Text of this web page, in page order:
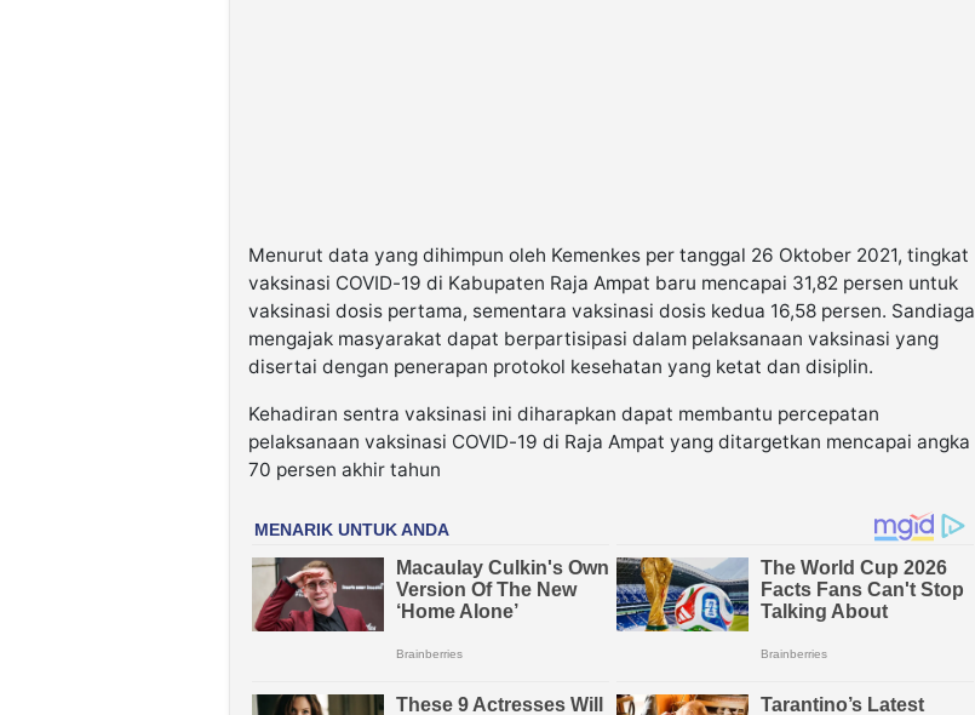
Menurut data yang dihimpun oleh Kemenkes per tanggal 26 Oktober 2021, tingkat
vaksinasi COVID-19 di Kabupaten Raja Ampat baru mencapai 31,82 persen untuk
vaksinasi dosis pertama, sementara vaksinasi dosis kedua 16,58 persen. Sandiaga
mengajak masyarakat dapat berpartisipasi dalam pelaksanaan vaksinasi yang
disertai dengan penerapan protokol kesehatan yang ketat dan disiplin.
Kehadiran sentra vaksinasi ini diharapkan dapat membantu percepatan
pelaksanaan vaksinasi COVID-19 di Raja Ampat yang ditargetkan mencapai angka
70 persen akhir tahun